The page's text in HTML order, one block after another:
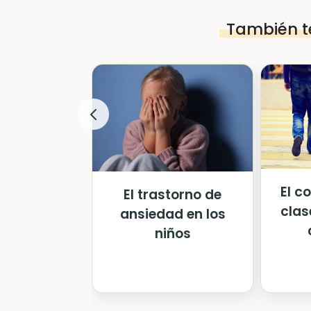
También
El trastorno de
ansiedad en los
niños
El